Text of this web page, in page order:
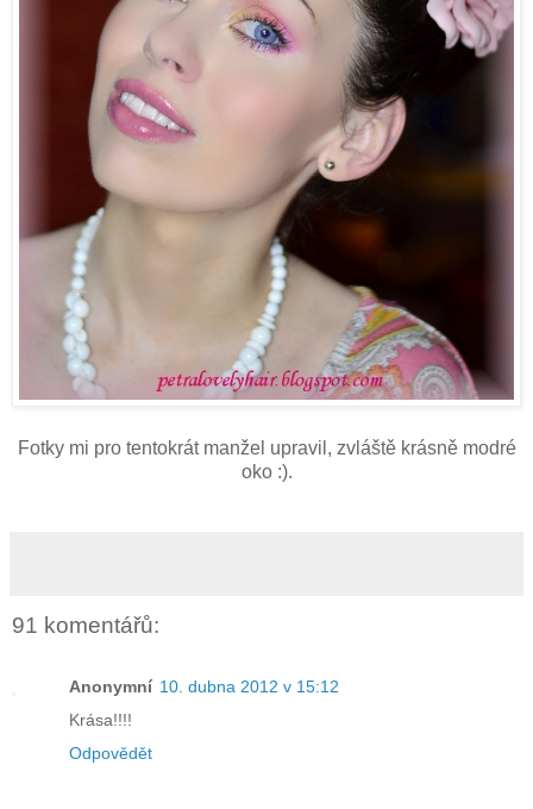
Fotky mi pro tentokrát manžel upravil, zvláště krásně modré
oko :).
91 komentářů:
Anonymní 10. dubna 2012 v 15:12
Krása!!!!
Odpovědět